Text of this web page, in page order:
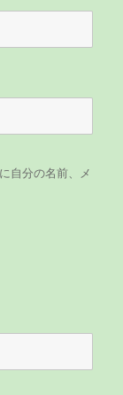
自分の名前、メ